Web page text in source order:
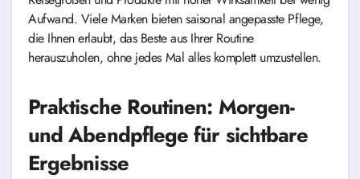
Aufwand. Viele Marken bieten saisonal angepasste Pflege,
die Ihnen erlaubt, das Beste aus Ihrer Routine
herauszuholen, ohne jedes Mal alles komplett umzustellen.
Praktische Routinen: Morgen-
und Abendpflege für sichtbare
Ergebnisse